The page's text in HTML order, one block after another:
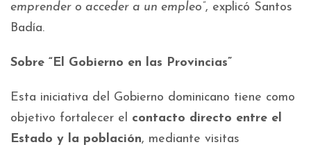
emprender o acceder a un empleo” , explicó Santos
Badía.
Sobre “El Gobierno en las Provincias”
Esta iniciativa del Gobierno dominicano tiene como
objetivo fortalecer el contacto directo entre el
Estado y la población, mediante visitas